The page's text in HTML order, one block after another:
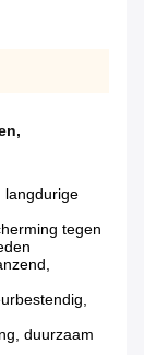
,
langdurige
tegen
duurzaam